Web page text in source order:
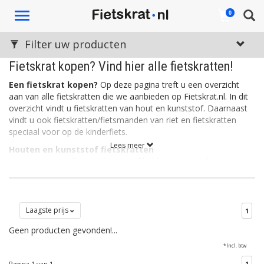
Toggle
0
Fietskrat kopen? Vind hier alle fietskratten!
Een fietskrat kopen? Op deze pagina treft u een overzicht
aan van alle fietskratten die we aanbieden op Fietskrat.nl. In dit
overzicht vindt u fietskratten van hout en kunststof. Daarnaast
vindt u ook fietskratten/fietsmanden van riet en fietskratten
speciaal voor op de kinderfiets.
Houten en kunststof fietskratten
fietskratten daarentegen, ogen rustig en stoer. Het hout is vaak
bewerkt zodat de kratten bestemd zijn tegen allerlei
weersinvloeden.
Een rieten fietskrat is eigenlijk een fietsmand in de vorm van een
Lees meer
Filter uw producten
Laagste prijs 1
Geen producten gevonden!...
*Incl. btw